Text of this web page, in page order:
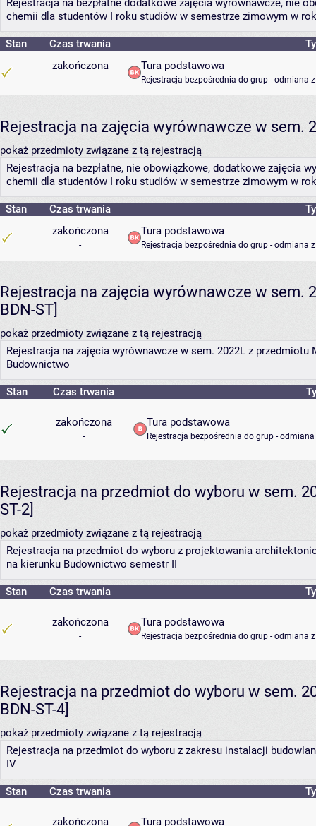
chemii dla studentów I roku studiów w semestrze zimowym w
Stan Czas trwania
zakończona
-
Tura podstawowa
Rejestracja bezpośrednia do grup - odmiana
Rejestracja na zajęcia wyrównawcze w sem.
pokaż przedmioty związane z tą rejestracją
Rejestracja na bezpłatne, nie obowiązkowe, dodatkowe zajęcia
chemii dla studentów I roku studiów w semestrze zimowym w
Stan Czas trwania
zakończona
-
Tura podstawowa
Rejestracja bezpośrednia do grup - odmiana
Rejestracja na zajęcia wyrównawcze w sem.
BDN-ST]
pokaż przedmioty związane z tą rejestracją
Rejestracja na zajęcia wyrównawcze w sem. 2022L z przedmiotu
Budownictwo
Stan Czas trwania
zakończona
-
Tura podstawowa
Rejestracja bezpośrednia do grup -
Rejestracja na przedmiot do wyboru w sem.
ST-2]
pokaż przedmioty związane z tą rejestracją
Rejestracja na przedmiot do wyboru z projektowania
na kierunku Budownictwo semestr II
Stan Czas trwania
zakończona
-
Tura podstawowa
Rejestracja bezpośrednia do grup - odmiana
Rejestracja na przedmiot do wyboru w sem.
BDN-ST-4]
pokaż przedmioty związane z tą rejestracją
Rejestracja na przedmiot do wyboru z zakresu instalacji
IV
Stan Czas trwania
zakończona Tura podstawowa